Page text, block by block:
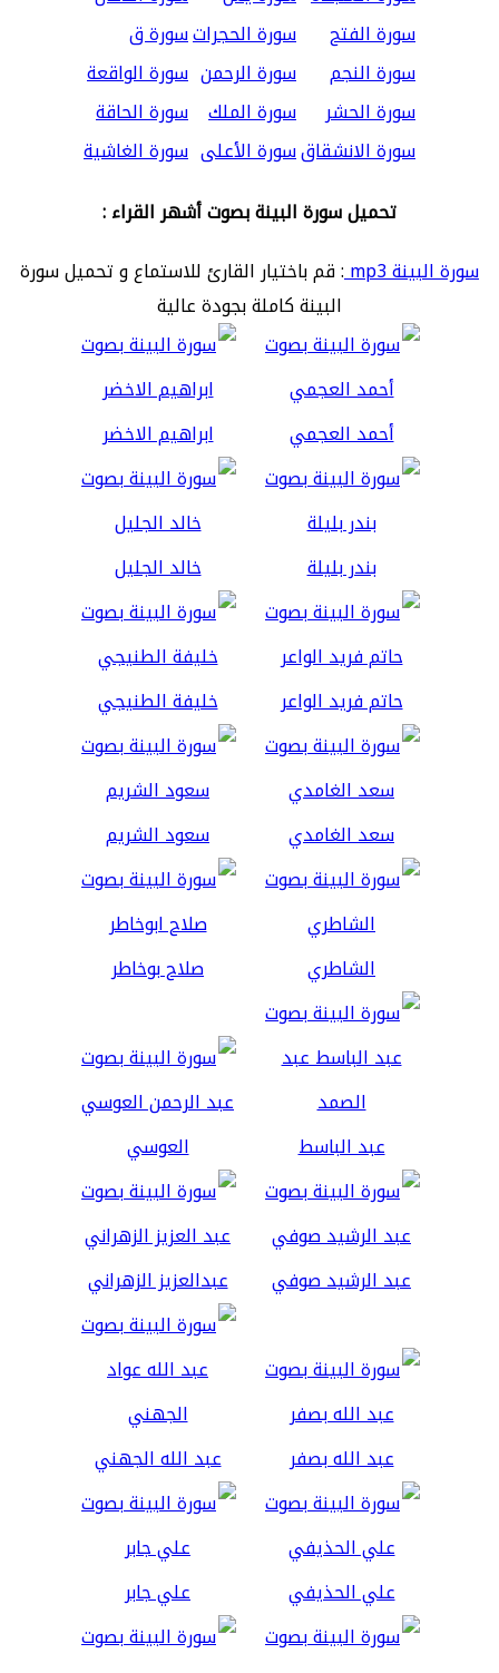
سورة الفتح
سورة الحجراتسورة ق
سورة النجم
سورة الرحمن سورة الواقعة
سورة الحشر
سورة الملك سورة الحاقة
سورة الانشقاقسورة الأعلى سورة الغاشية
تحميل سورة البينة بصوت أشهر القراء :
سورة البينة mp3
: قم باختيار القارئ للاستماع و تحميل سورة
البينة كاملة بجودة عالية
أحمد العجمي ابراهيم الاخضر
بندر بليلة خالد الجليل
حاتم فريد الواعر خليفة الطنيجي
سعد الغامدي سعود الشريم
الشاطري صلاح بوخاطر
عبد الباسط العوسي
عبد الرشيد صوفي عبدالعزيز الزهراني
عبد الله بصفر عبد الله الجهني
علي الحذيفي علي جابر